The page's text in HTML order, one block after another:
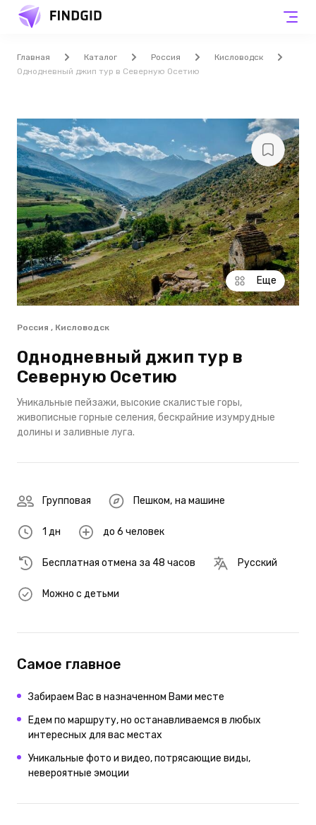
Главная Каталог Россия
Кисловодск
Однодневный джип тур в Северную Осетию
Еще
Россия , Кисловодск
Однодневный джип тур в
Северную Осетию
Уникальные пейзажи, высокие скалистые горы,
живописные горные селения, бескрайние изумрудные
долины и заливные луга.
Групповая Пешком, на машине
1 дн до 6 человек
Бесплатная отмена за 48 часов Русский
Можно с детьми
Самое главное
Забираем Вас в назначенном Вами месте
Едем по маршруту, но останавливаемся в любых
интересных для вас местах
Уникальные фото и видео, потрясающие виды,
невероятные эмоции